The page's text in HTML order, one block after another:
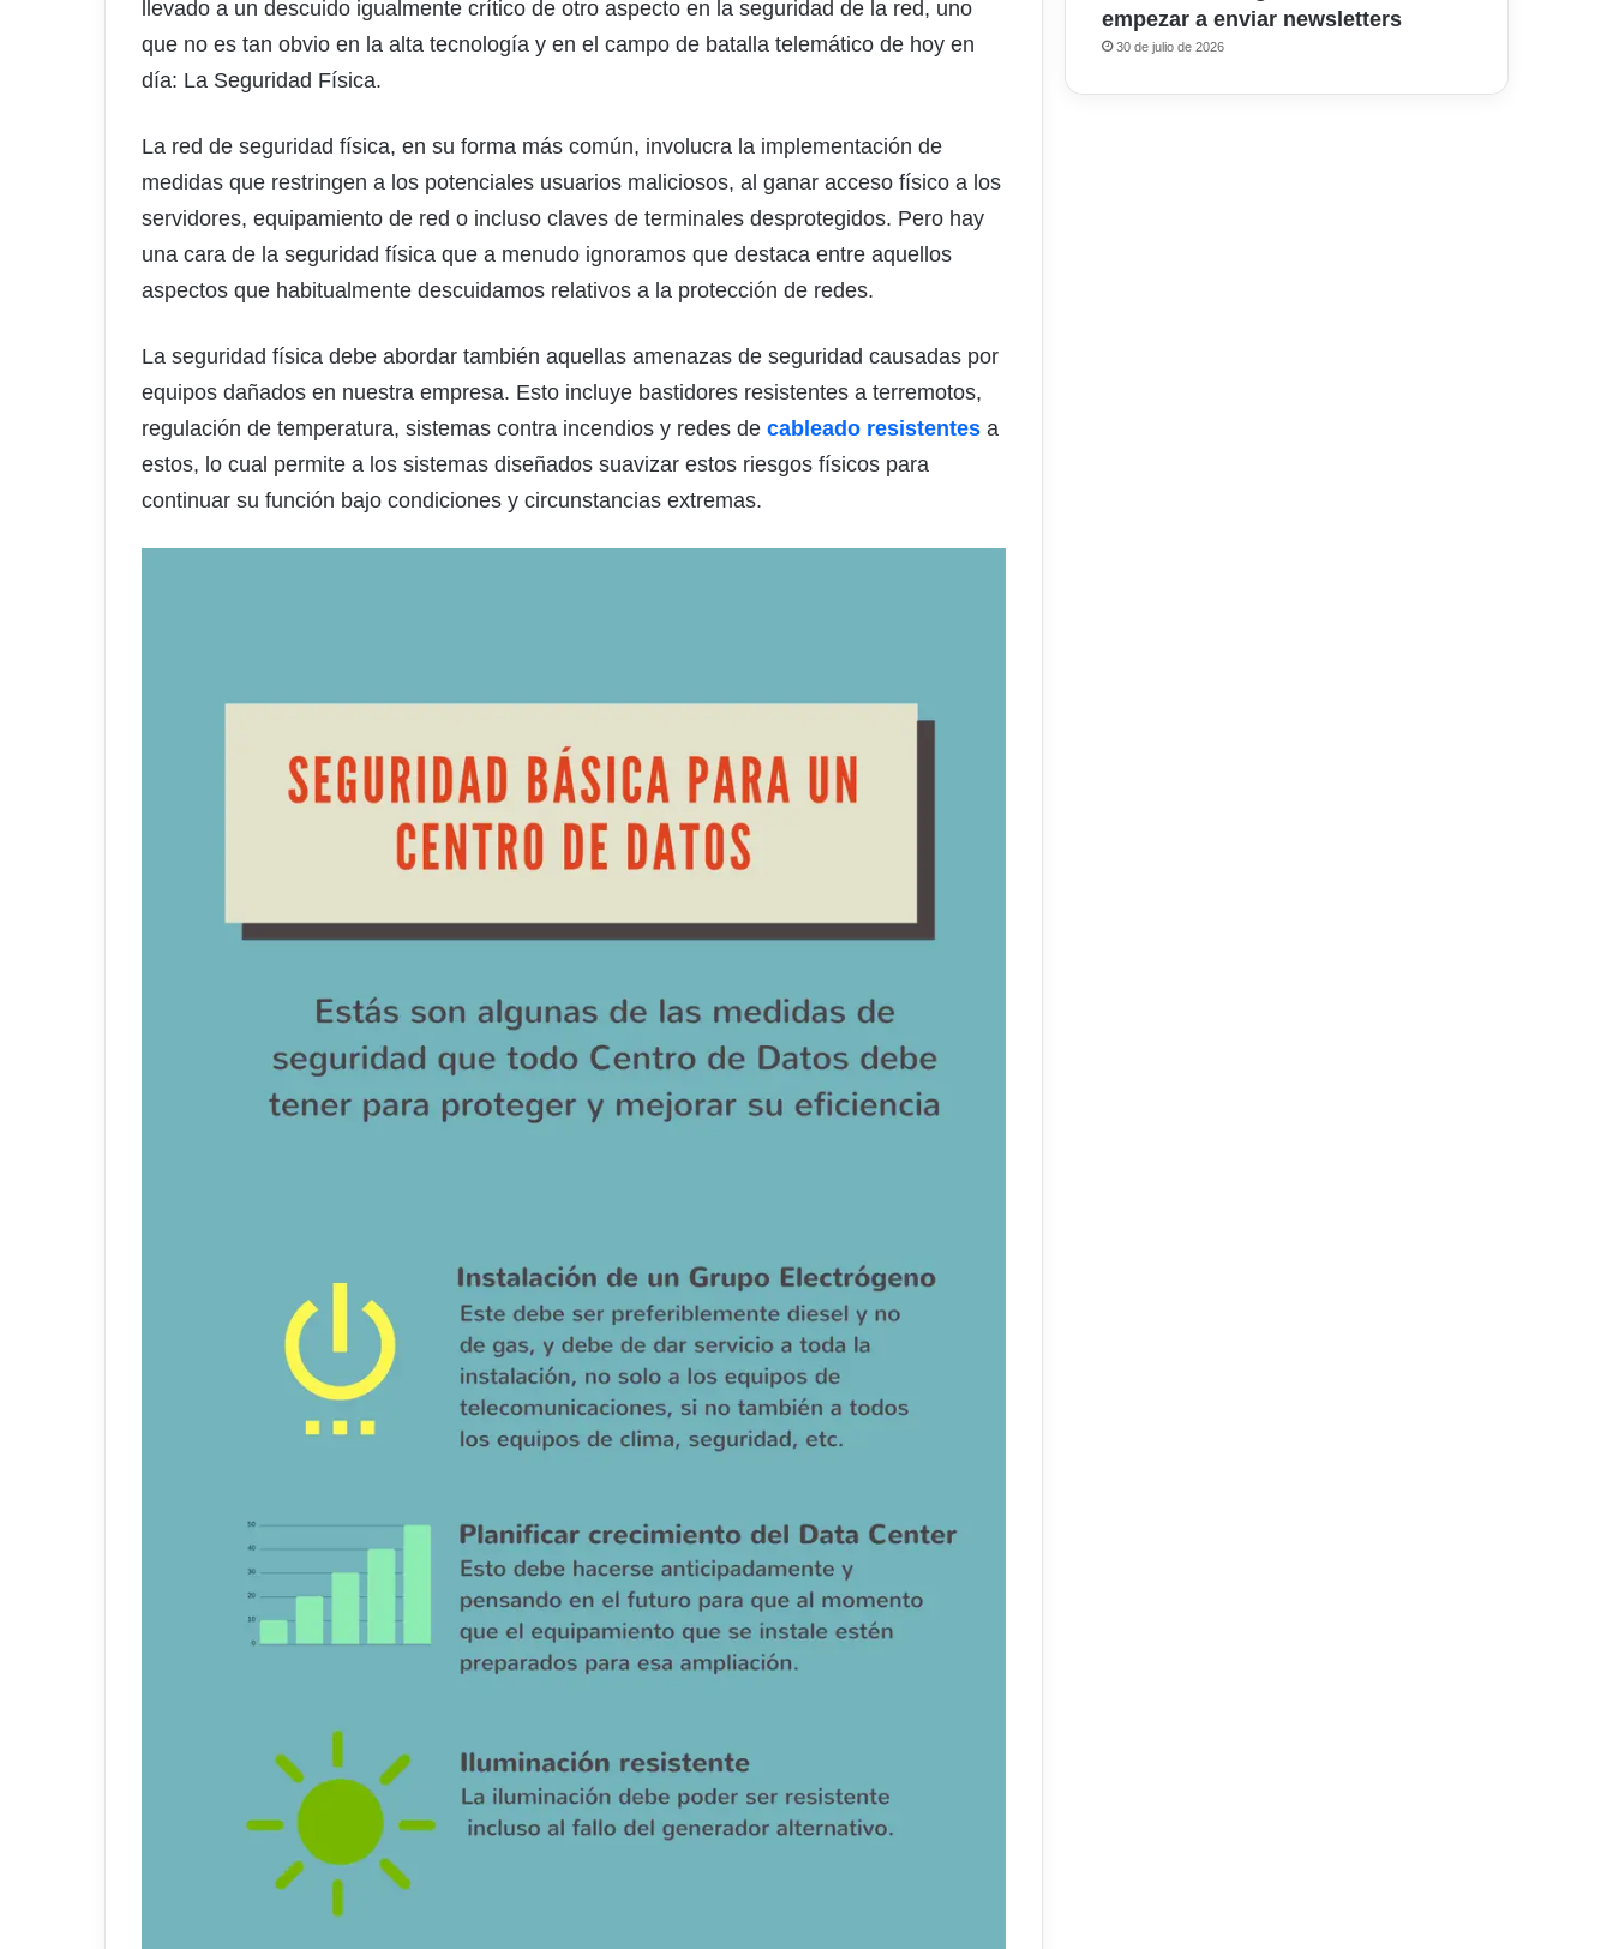
llevado a un descuido igualmente crítico de otro aspecto en la seguridad de la red, uno
que no es tan obvio en la alta tecnología y en el campo de batalla telemático de hoy en
día: La Seguridad Física.
La red de seguridad física, en su forma más común, involucra la implementación de
medidas que restringen a los potenciales usuarios maliciosos, al ganar acceso físico a los
servidores, equipamiento de red o incluso claves de terminales desprotegidos. Pero hay
una cara de la seguridad física que a menudo ignoramos que destaca entre aquellos
aspectos que habitualmente descuidamos relativos a la protección de redes.
La seguridad física debe abordar también aquellas amenazas de seguridad causadas por
equipos dañados en nuestra empresa. Esto incluye bastidores resistentes a terremotos,
regulación de temperatura, sistemas contra incendios y redes de cableado resistentes a
estos, lo cual permite a los sistemas diseñados suavizar estos riesgos físicos para
continuar su función bajo condiciones y circunstancias extremas.
empezar a enviar newsletters
30 de julio de 2026